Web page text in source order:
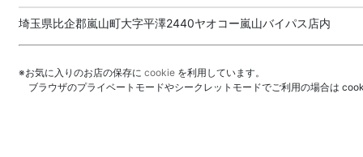
埼玉県比企郡嵐山町大字平澤2440ヤオコー嵐山バイパス店内
※お気に入りのお店の保存に cookie を利用しています。
ブラウザのプライベートモードやシークレットモードでご利用の場合は